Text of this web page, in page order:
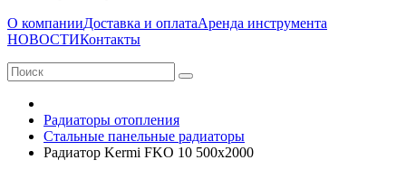
О компанииДоставка и оплатаАренда инструмента
НОВОСТИКонтакты
Радиаторы отопления
Стальные панельные радиаторы
Радиатор Kermi FKO 10 500x2000